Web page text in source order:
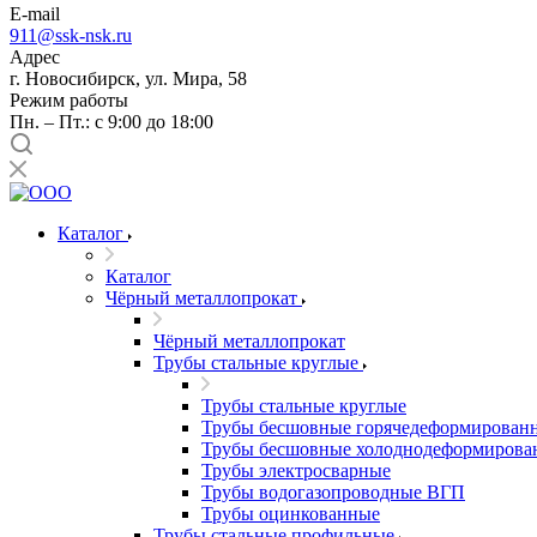
E-mail
911@ssk-nsk.ru
Адрес
г. Новосибирск, ул. Мира, 58
Режим работы
Пн. – Пт.: с 9:00 до 18:00
Каталог
Каталог
Чёрный металлопрокат
Чёрный металлопрокат
Трубы стальные круглые
Трубы стальные круглые
Трубы бесшовные
Трубы бесшовные
Трубы электросварные
Трубы водогазопроводные ВГП
Трубы оцинкованные